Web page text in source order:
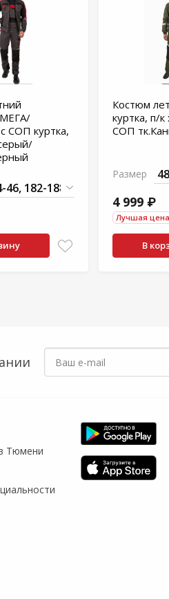
куртка,
Костюм
куртка, п/к
СОП
Размер
4 999 ₽
Лучшая цена
В
Тюмени